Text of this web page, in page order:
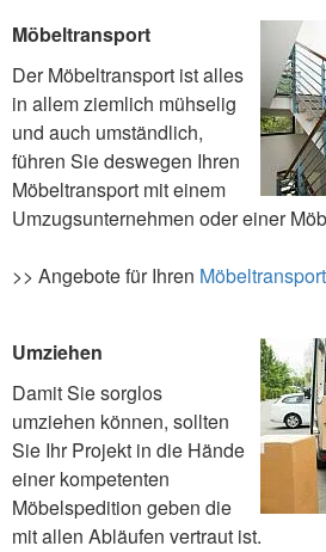
Möbeltransport
Der Möbeltransport ist alles
in allem ziemlich mühselig
und auch umständlich,
führen Sie deswegen Ihren
Möbeltransport mit einem
Umzugsunternehmen oder einer
>> Angebote für Ihren Möbeltransport
Umziehen
Damit Sie sorglos
umziehen können, sollten
Sie Ihr Projekt in die Hände
einer kompetenten
Möbelspedition geben die
mit allen Abläufen vertraut ist.